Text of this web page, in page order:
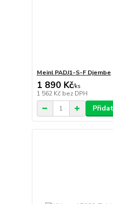
Meinl PADJ1-S-F Djembe
1 890 Kč/ks
1 562 Kč bez DPH